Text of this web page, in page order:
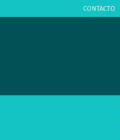
CONTACTO